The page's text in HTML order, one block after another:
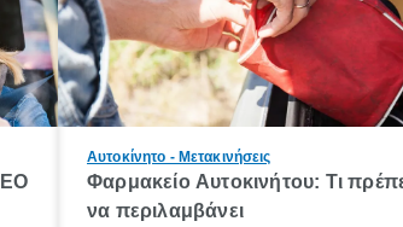
Αυτοκίνητο - Μετακινήσεις
Φαρμακείο Αυτοκινήτου: Τι
να περιλαμβάνει